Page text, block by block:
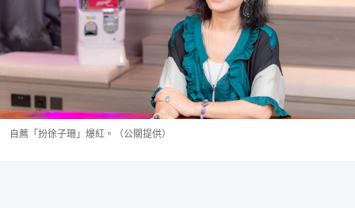
自薦「扮徐子珊」爆紅。（公關提供）